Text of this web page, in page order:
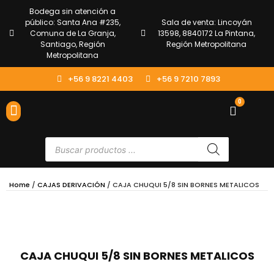
Bodega sin atención a
público: Santa Ana #235,
Comuna de La Granja,
Santiago, Región
Metropolitana
Sala de venta: Lincoyán
13598, 8840172 La Pintana,
Región Metropolitana
+56 9 8221 4403 +56 9 7210 7893
0
Home / CAJAS DERIVACIÓN / CAJA CHUQUI 5/8 SIN BORNES METALICOS
CAJA CHUQUI 5/8 SIN BORNES METALICOS